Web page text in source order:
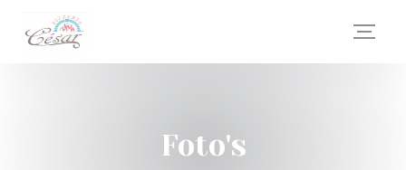
Cookies beheer paneel
Foto's